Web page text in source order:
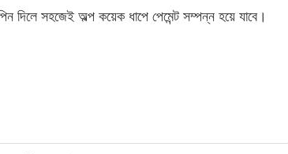
দিলে সহজেই অল্প কয়েক ধাপে পেমেন্ট সম্পন্ন হয়ে যাবে।